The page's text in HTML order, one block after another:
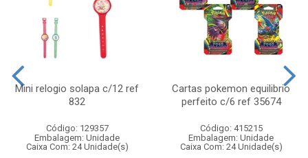
Mini relogio solapa c/12 ref
832
Código: 129357
Embalagem: Unidade
Caixa Com: 24 Unidade(s)
Cartas pokemon equilibrio
perfeito c/6 ref 35674
Código: 415215
Embalagem: Unidade
Caixa Com: 24 Unidade(s)